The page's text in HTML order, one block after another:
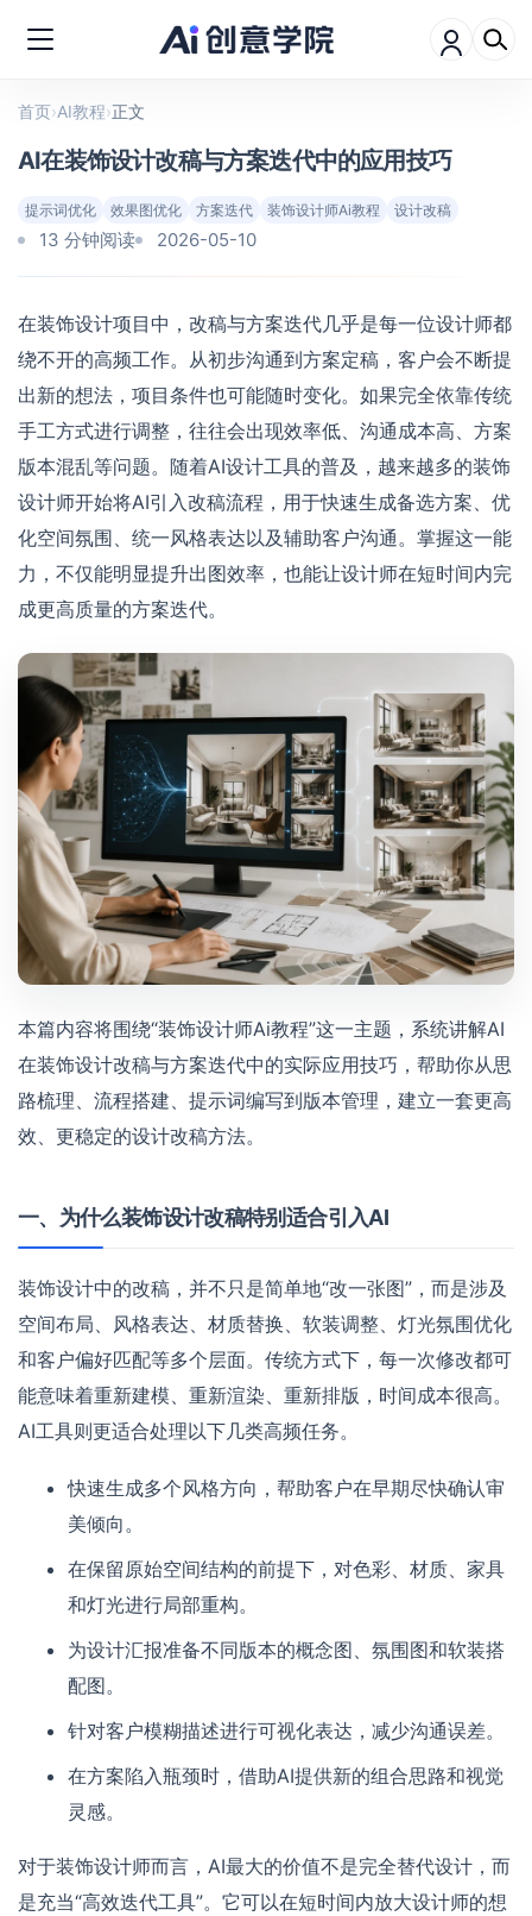
首页›AI教程›正文
AI在装饰设计改稿与方案迭代中的应用技巧
提示词优化 效果图优化 方案迭代 装饰设计师Ai教程 设计改稿
13 分钟阅读 2026-05-10
在装饰设计项目中，改稿与方案迭代几乎是每一位设计师都
绕不开的高频工作。从初步沟通到方案定稿，客户会不断提
出新的想法，项目条件也可能随时变化。如果完全依靠传统
手工方式进行调整，往往会出现效率低、沟通成本高、方案
版本混乱等问题。随着AI设计工具的普及，越来越多的装饰
设计师开始将AI引入改稿流程，用于快速生成备选方案、优
化空间氛围、统一风格表达以及辅助客户沟通。掌握这一能
力，不仅能明显提升出图效率，也能让设计师在短时间内完
成更高质量的方案迭代。
本篇内容将围绕“装饰设计师Ai教程”这一主题，系统讲解AI
在装饰设计改稿与方案迭代中的实际应用技巧，帮助你从思
路梳理、流程搭建、提示词编写到版本管理，建立一套更高
效、更稳定的设计改稿方法。
一、为什么装饰设计改稿特别适合引入AI
装饰设计中的改稿，并不只是简单地“改一张图”，而是涉及
空间布局、风格表达、材质替换、软装调整、灯光氛围优化
和客户偏好匹配等多个层面。传统方式下，每一次修改都可
能意味着重新建模、重新渲染、重新排版，时间成本很高。
AI工具则更适合处理以下几类高频任务。
快速生成多个风格方向，帮助客户在早期尽快确认审
美倾向。
在保留原始空间结构的前提下，对色彩、材质、家具
和灯光进行局部重构。
为设计汇报准备不同版本的概念图、氛围图和软装搭
配图。
针对客户模糊描述进行可视化表达，减少沟通误差。
在方案陷入瓶颈时，借助AI提供新的组合思路和视觉
灵感。
对于装饰设计师而言，AI最大的价值不是完全替代设计，而
是充当“高效迭代工具”。它可以在短时间内放大设计师的想